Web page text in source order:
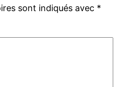
sont indiqués avec *